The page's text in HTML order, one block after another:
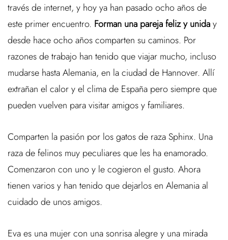
través de internet, y hoy ya han pasado ocho años de
este primer encuentro. Forman una pareja feliz y uniday
desde hace ocho años comparten su caminos. Por
razones de trabajo han tenido que viajar mucho, incluso
mudarse hasta Alemania, en la ciudad de Hannover. Allí
extrañan el calor y el clima de España pero siempre que
pueden vuelven para visitar amigos y familiares.
Comparten la pasión por los gatos de raza Sphinx. Una
raza de felinos muy peculiares que les ha enamorado.
Comenzaron con uno y le cogieron el gusto. Ahora
tienen varios y han tenido que dejarlos en Alemania al
cuidado de unos amigos.
Eva es una mujer con una sonrisa alegre y una mirada